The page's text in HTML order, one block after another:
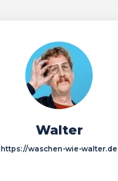
Walter
https://waschen-wie-walter.de